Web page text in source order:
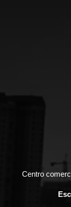
Centro